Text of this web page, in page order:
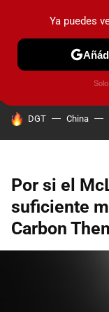
PRUEBAS
HOY SE HABLA DE
DGT China
Por si el
suficiente
Carbon
Ya puedes